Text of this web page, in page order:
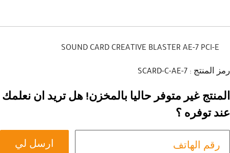
SOUND CARD CREATIVE BLASTER AE-7 PCI-E
رمز المنتج : SCARD-C-AE-7
المنتج غير متوفر حاليا بالمخزن! هل تريد ان نعلمك
عند توفره ؟
ارسل لي